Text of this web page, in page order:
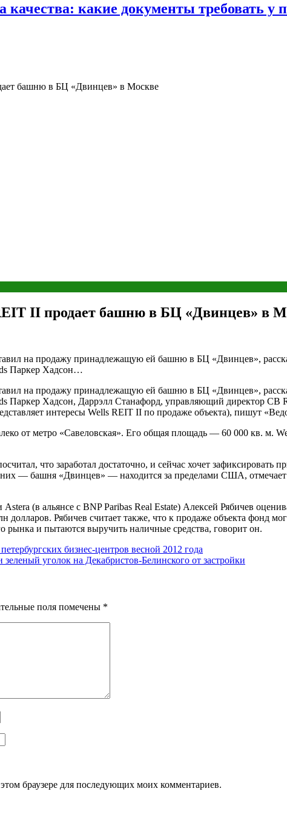
какие документы требовать у
башню в БЦ «Двинцев» в Москве
II продает башню в БЦ «Двинцев» в
на продажу принадлежащую ей башню в БЦ «Двинцев»,
Паркер Хадсон…
на продажу принадлежащую ей башню в БЦ «Двинцев»,
Паркер Хадсон, Даррэлл Станафорд, управляющий директор CB
интересы Wells REIT II по продаже объекта), пишут
от метро «Савеловская». Его общая площадь — 60 000 кв. м.
что заработал достаточно, и сейчас хочет
них — башня «Двинцев» — находится за пределами США,
(в альянсе с BNP Paribas Real Estate) Алексей Рябичев
долларов. Рябичев считает также, что к продаже объекта фонд
рынка и пытаются выручить наличные средства, говорит он.
бизнес-центров весной 2012 года
уголок на Декабристов-Белинского от застройки
поля помечены *
браузере для последующих моих комментариев.